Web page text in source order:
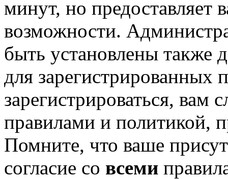
минут, но предоставляет
возможности.
быть установлены также
для зарегистрированных
зарегистрироваться, вам
правилами и политикой,
Помните, что ваше
согласие со всеми